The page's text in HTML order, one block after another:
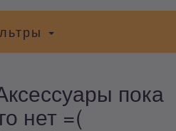
пока
нет =(